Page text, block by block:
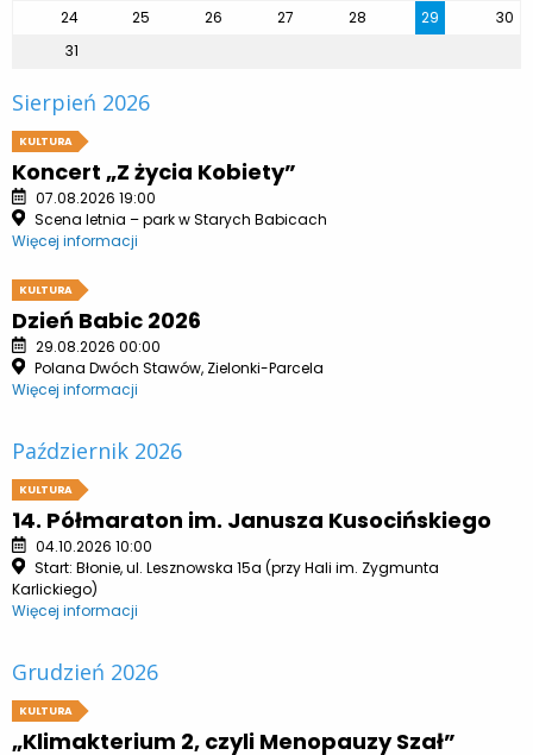
24
25 26 27 28 29
30
31
Sierpień 2026
KULTURA
Koncert „Z życia Kobiety”
07.08.2026 19:00
Scena letnia – park w Starych Babicach
Więcej informacji
KULTURA
Dzień Babic 2026
29.08.2026 00:00
Polana Dwóch Stawów, Zielonki-Parcela
Więcej informacji
Październik 2026
KULTURA
14. Półmaraton im. Janusza Kusocińskiego
04.10.2026 10:00
Start: Błonie, ul. Lesznowska 15a (przy Hali im. Zygmunta
Karlickiego)
Więcej informacji
Grudzień 2026
KULTURA
„Klimakterium 2, czyli Menopauzy Szał”